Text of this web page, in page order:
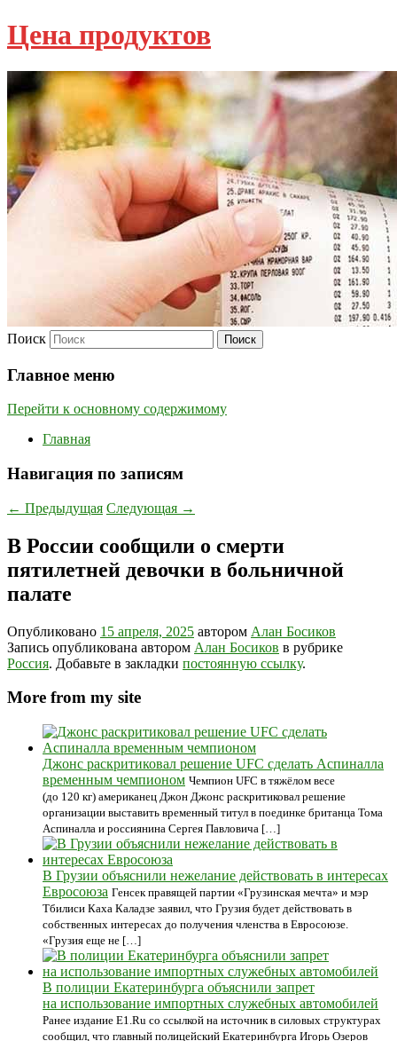
Цена продуктов
Поиск
Главное меню
Перейти к основному содержимому
Главная
Навигация по записям
← Предыдущая Следующая →
В России сообщили о смерти
пятилетней девочки в больничной
палате
Опубликовано 15 апреля, 2025 автором Алан Босиков
Запись опубликована автором Алан Босиков в рубрике
Россия. Добавьте в закладки постоянную ссылку.
More from my site
Джонс раскритиковал решение UFC сделать Аспиналла
временным чемпионом Чемпион UFC в тяжёлом весе
(до 120 кг) американец Джон Джонс раскритиковал решение
организации выставить временный титул в поединке британца Тома
Аспиналла и россиянина Сергея Павловича […]
В Грузии объяснили нежелание действовать в интересах
Евросоюза Генсек правящей партии «Грузинская мечта» и мэр
Тбилиси Каха Каладзе заявил, что Грузия будет действовать в
собственных интересах до получения членства в Евросоюзе.
«Грузия еще не […]
В полиции Екатеринбурга объяснили запрет
на использование импортных служебных автомобилей
Ранее издание E1.Ru со ссылкой на источник в силовых структурах
сообщил, что главный полицейский Екатеринбурга Игорь Озеров